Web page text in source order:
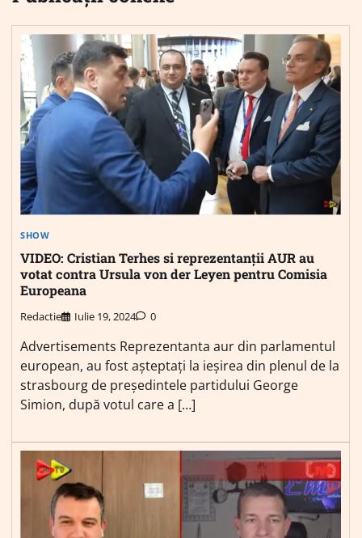
SHOW
VIDEO: Cristian Terhes si reprezentanții AUR au
votat contra Ursula von der Leyen pentru Comisia
Europeana
Redactie Iulie 19, 2024 0
Advertisements Reprezentanta aur din parlamentul
european, au fost așteptați la ieșirea din plenul de la
strasbourg de președintele partidului George
Simion, după votul care a […]